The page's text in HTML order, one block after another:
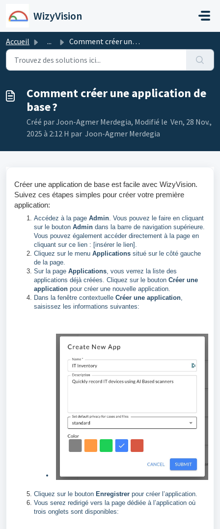
WizyVision
Accueil ... Comment créer une application de base ?
Comment créer une application de
base ?
Créé par Joon-Agmer Merdegia, Modifié le Ven, 28 Nov.,
2025 à 2:12 H par Joon-Agmer Merdegia
Créer une application de base est facile avec WizyVision.
Suivez ces étapes simples pour créer votre première
application:
Accédez à la page Admin. Vous pouvez le faire en cliquant
sur le bouton Admin dans la barre de navigation supérieure.
Vous pouvez également accéder directement à la page en
cliquant sur ce lien : [insérer le lien].
Cliquez sur le menu Applications situé sur le côté gauche
de la page.
Sur la page Applications, vous verrez la liste des
applications déjà créées. Cliquez sur le bouton Créer une
application pour créer une nouvelle application.
Dans la fenêtre contextuelle Créer une application,
saisissez les informations suivantes:
Cliquez sur le bouton Enregistrer pour créer l’application.
Vous serez redirigé vers la page dédiée à l’application où
trois onglets sont disponibles: